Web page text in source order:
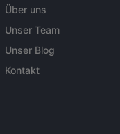
Über uns
Unser Team
Unser Blog
Kontakt